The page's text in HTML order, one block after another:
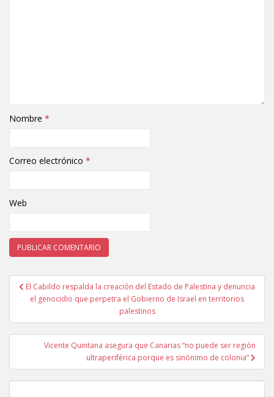
Nombre *
Correo electrónico *
Web
Navegación de entradas
El Cabildo respalda la creación del Estado de Palestina y denuncia
el genocidio que perpetra el Gobierno de Israel en territorios
palestinos
Vicente Quintana asegura que Canarias “no puede ser región
ultraperiférica porque es sinónimo de colonia”